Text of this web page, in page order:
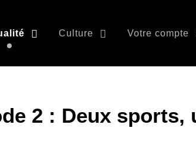
Culture Votre compte
2 : Deux sports,